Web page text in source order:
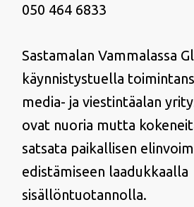
050 464 6833
Sastamalan Vammalassa
käynnistystuella
media- ja viestintäalan
ovat nuoria mutta
satsata paikallisen
edistämiseen laadukkaalla
sisällöntuotannolla.